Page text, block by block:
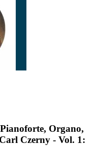
Organo,
Czerny - Vol. 1: